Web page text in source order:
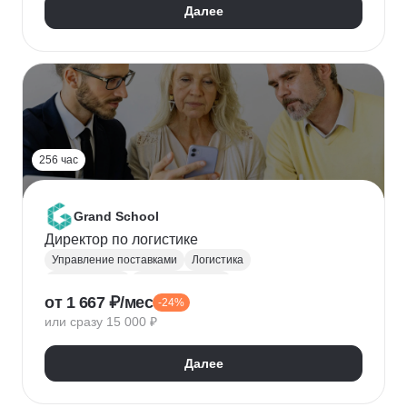
Далее
256 час
Grand School
Директор по логистике
Управление поставками
Логистика
Управление запасами
от 1 667 ₽/мес -24%
или сразу 15 000 ₽
Далее